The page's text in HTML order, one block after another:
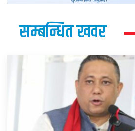
सम्बन्धित खवर